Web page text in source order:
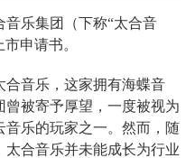
乐集团（下称“太合音
申请书。
合音乐，这家拥有海蝶音
曾被寄予厚望，一度被视为
乐的玩家之一。然而，随
合音乐并未能成长为行业